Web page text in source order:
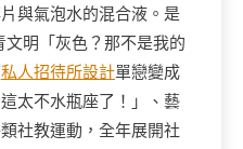
與氣泡水的混合液。是
文明「灰色？那不是我的
私人招待所設計單戀變成
太不水瓶座了！」、藝
社教運動，全年展開社